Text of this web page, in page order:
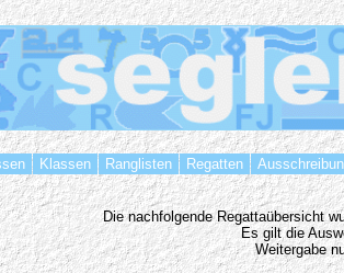
Klassen Ranglisten Regatten
Die nachfolgende Regattaübersicht
Es gilt die
Weitergabe